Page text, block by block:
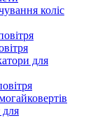
коліс
для